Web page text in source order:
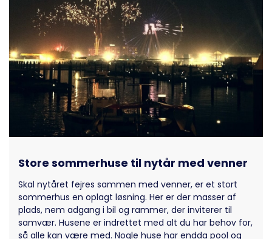
Store sommerhuse til nytår med venner
Skal nytåret fejres sammen med venner, er et stort
sommerhus en oplagt løsning. Her er der masser af
plads, nem adgang i bil og rammer, der inviterer til
samvær. Husene er indrettet med alt du har behov for,
så alle kan være med. Nogle huse har endda pool og